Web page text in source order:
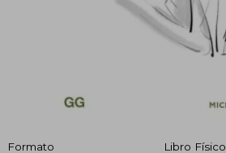
Formato
Libro Físico